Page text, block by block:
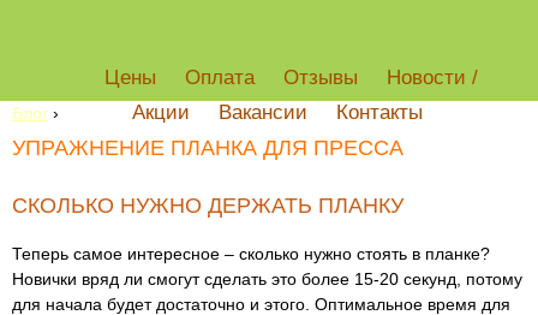
Цены Оплата Отзывы
Новости /
Акции
Вакансии Контакты
Блог ›
УПРАЖНЕНИЕ ПЛАНКА ДЛЯ ПРЕССА
СКОЛЬКО НУЖНО ДЕРЖАТЬ ПЛАНКУ
Теперь самое интересное – сколько нужно стоять в планке?
Новички вряд ли смогут сделать это более 15-20 секунд, потому
для начала будет достаточно и этого. Оптимальное время для